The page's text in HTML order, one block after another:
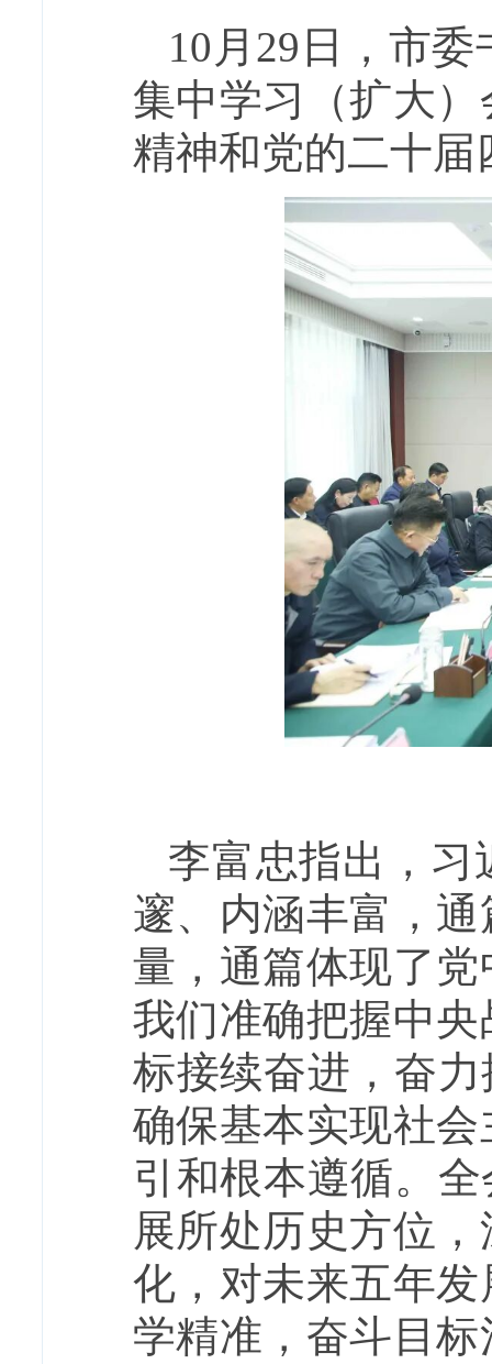
10月29日，市
集中学习（扩大
精神和党的二十届
李富忠指出，习
邃、内涵丰富，
量，通篇体现了
我们准确把握中
标接续奋进，奋
确保基本实现社
引和根本遵循。
展所处历史方位
化，对未来五年
学精准，奋斗目